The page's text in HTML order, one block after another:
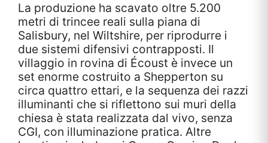
La produzione ha scavato oltre 5.200
metri di trincee reali sulla piana di
Salisbury, nel Wiltshire, per riprodurre i
due sistemi difensivi contrapposti. Il
villaggio in rovina di Écoust è invece un
set enorme costruito a Shepperton su
circa quattro ettari, e la sequenza dei razzi
illuminanti che si riflettono sui muri della
chiesa è stata realizzata dal vivo, senza
CGI, con illuminazione pratica. Altre